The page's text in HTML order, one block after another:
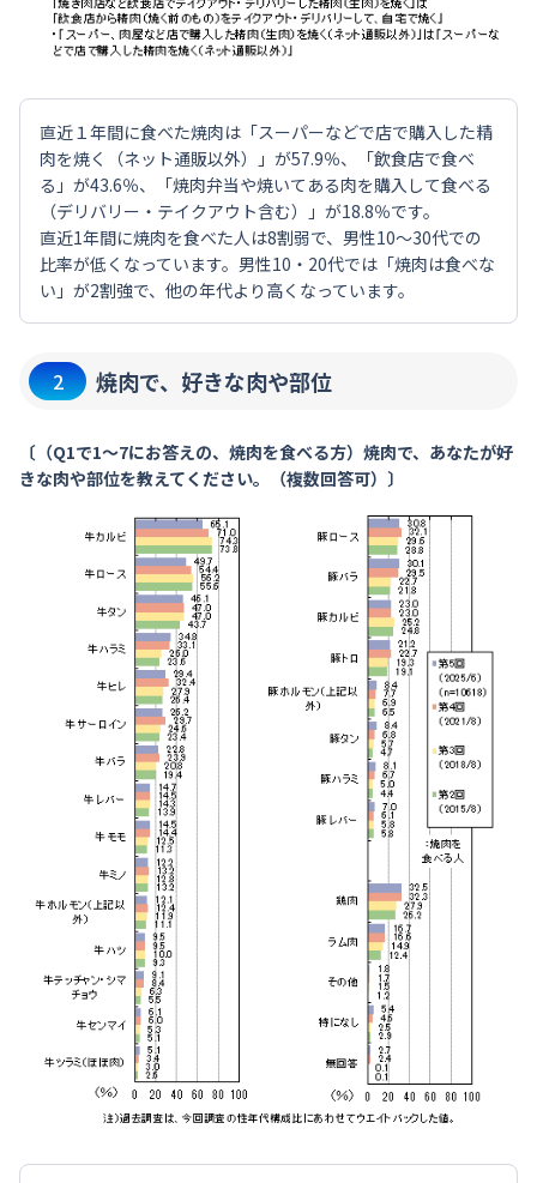
直近１年間に食べた焼肉は「スーパーなどで店で購入した精
肉を焼く（ネット通販以外）」が57.9％、「飲食店で食べ
る」が43.6％、「焼肉弁当や焼いてある肉を購入して食べる
（デリバリー・テイクアウト含む）」が18.8％です。
直近1年間に焼肉を食べた人は8割弱で、男性10～30代での
比率が低くなっています。男性10・20代では「焼肉は食べな
い」が2割強で、他の年代より高くなっています。
2 焼肉で、好きな肉や部位
〔（Q1で1～7にお答えの、焼肉を食べる方）焼肉で、あなたが好
きな肉や部位を教えてください。（複数回答可）〕